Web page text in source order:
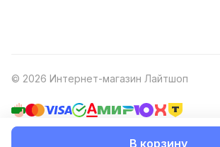
В корзину
© 2026 Интернет-магазин Лайтшоп
Оферта